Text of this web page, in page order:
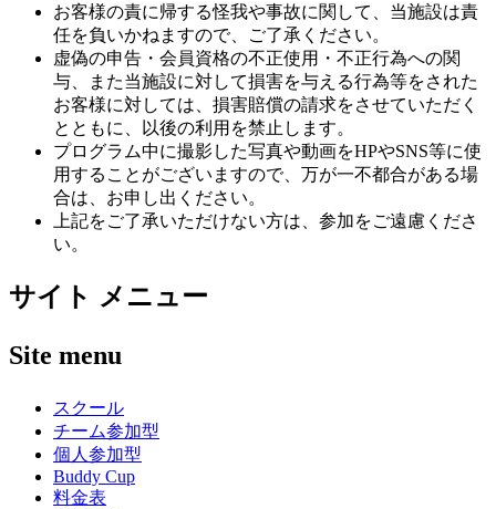
お客様の責に帰する怪我や事故に関して、当施設は責
任を負いかねますので、ご了承ください。
虚偽の申告・会員資格の不正使用・不正行為への関
与、また当施設に対して損害を与える行為等をされた
お客様に対しては、損害賠償の請求をさせていただく
とともに、以後の利用を禁止します。
プログラム中に撮影した写真や動画をHPやSNS等に使
用することがございますので、万が一不都合がある場
合は、お申し出ください。
上記をご了承いただけない方は、参加をご遠慮くださ
い。
サイト メニュー
Site menu
スクール
チーム参加型
個人参加型
Buddy Cup
料金表